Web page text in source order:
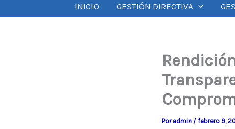
INICIO GESTIÓN DIRECTIVA
Por admin / febrero 9,